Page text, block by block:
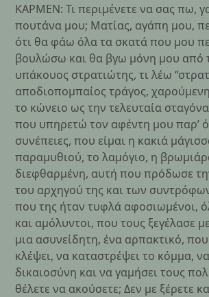
ΚΑΡΜΕΝ: Τι περιμένετε να σας πω,
πουτάνα μου; Ματίας, αγάπη μου,
ότι θα φάω όλα τα σκατά που μου
βουλώσω και θα βγω μόνη μου από
υπάκουος στρατιώτης, τι λέω
αποδιοπομπαίος τράγος,
το κώνειο ως την τελευταία
που υπηρετώ τον αφέντη μου παρ’
συνέπειες, που είμαι η κακιά
παραμυθιού, το λαμόγιο, η
διεφθαρμένη, αυτή που πρόδωσε
του αρχηγού της και των
που της ήταν τυφλά αφοσιωμένοι,
και αμόλυντοι, που τους ξεγέλασε
μια ασυνείδητη, ένα αρπακτικό,
κλέψει, να καταστρέψει το κόμμα, να
δικαιοσύνη και να γαμήσει τους
θέλετε να ακούσετε; Δεν με ξέρετε